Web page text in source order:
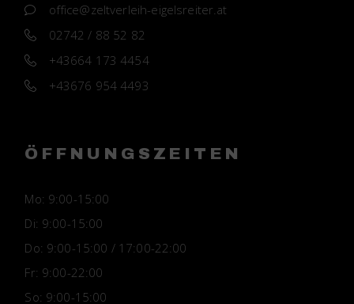
office@zeltverleih-eigelsreiter.at
02742 / 88 52 82
+43664 173 4454
+43676 954 4493
ÖFFNUNGSZEITEN
Mo: 9:00-15:00
Di: 9:00-15:00
Do: 9:00-15:00 / 17:00-22:00
Fr: 9:00-22:00
So: 9:00-15:00